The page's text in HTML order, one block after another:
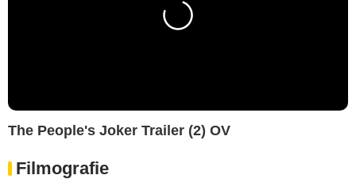
The People's Joker Trailer (2) OV
Filmografie